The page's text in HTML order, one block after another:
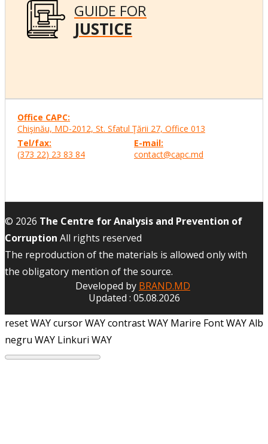
GUIDE FOR
JUSTICE
Office CAPC:
Chişinău, MD-2012, St. Sfatul Ţării 27, Office 013
Tel/fax:
(373 22) 23 83 84
E-mail:
contact@capc.md
© 2026 The Centre for Analysis and Prevention of
Corruption All rights reserved
The reproduction of the materials is allowed only with
the obligatory mention of the source.
Developed by BRAND.MD
Updated : 05.08.2026
reset WAYcursor WAYcontrast WAY Marire Font WAYAlb
negru WAY Linkuri WAY